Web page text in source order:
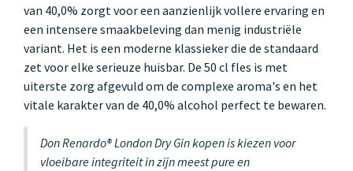
van 40,0% zorgt voor een aanzienlijk vollere ervaring en
een intensere smaakbeleving dan menig industriële
variant. Het is een moderne klassieker die de standaard
zet voor elke serieuze huisbar. De 50 cl fles is met
uiterste zorg afgevuld om de complexe aroma's en het
vitale karakter van de 40,0% alcohol perfect te bewaren.
Don Renardo® London Dry Gin kopen is kiezen voor
vloeibare integriteit in zijn meest pure en